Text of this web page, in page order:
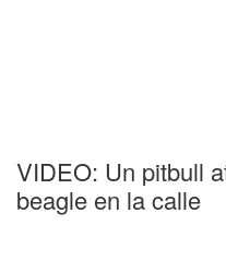
VIDEO: Un pitbull
beagle en la calle